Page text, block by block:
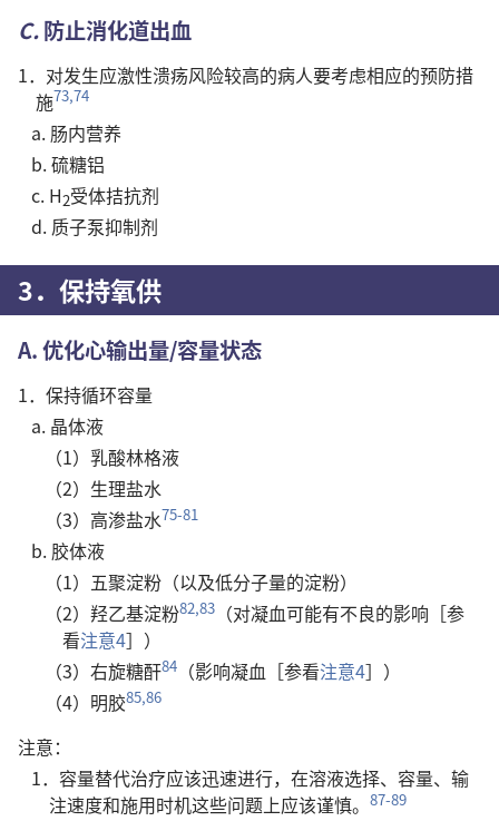
C.防止消化道出血
1．对发生应激性溃疡风险较高的病人要考虑相应的预防措
施73,74
a. 肠内营养
b. 硫糖铝
c. H2受体拮抗剂
d. 质子泵抑制剂
3．保持氧供
A. 优化心输出量/容量状态
1．保持循环容量
a. 晶体液
（1）乳酸林格液
（2）生理盐水
（3）高渗盐水75-81
b. 胶体液
（1）五聚淀粉（以及低分子量的淀粉）
（2）羟乙基淀粉82,83 （对凝血可能有不良的影响［参
看注意4］）
（3）右旋糖酐84 （影响凝血［参看注意4］）
（4）明胶85,86
注意：
1．容量替代治疗应该迅速进行，在溶液选择、容量、输
注速度和施用时机这些问题上应该谨慎。 87-89